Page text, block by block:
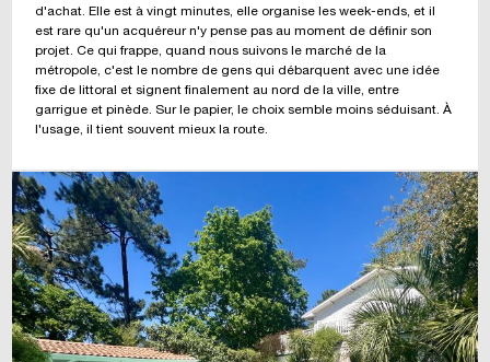
d'achat. Elle est à vingt minutes, elle organise les week-ends, et il
est rare qu'un acquéreur n'y pense pas au moment de définir son
projet. Ce qui frappe, quand nous suivons le marché de la
métropole, c'est le nombre de gens qui débarquent avec une idée
fixe de littoral et signent finalement au nord de la ville, entre
garrigue et pinède. Sur le papier, le choix semble moins séduisant. À
l'usage, il tient souvent mieux la route.